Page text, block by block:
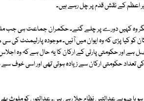
اعظم کے نقش قدم پر چل رہے ہیں۔
مگر وہ کہیں دورے پر چلے گئے۔ حکمران جماعت ہی
کو کیا پڑی کہ وہ ایوان میں آئیں۔ موجودہ
اور حکومتی پارٹی کے ارکان کا یہ حال ہے کہ وہ
حکومتی ارکان سے زیادہ ہوتی تھی اور اسی خوف سے